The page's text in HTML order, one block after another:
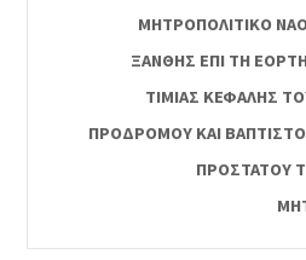
ΜΗΤΡΟΠΟΛΙΤΙΚΟ
ΞΑΝΘΗΣ ΕΠΙ ΤΗ
ΤΙΜΙΑΣ ΚΕΦΑΛΗΣ
ΠΡΟΔΡΟΜΟΥ ΚΑΙ
ΠΡΟΣΤΑΤΟΥ